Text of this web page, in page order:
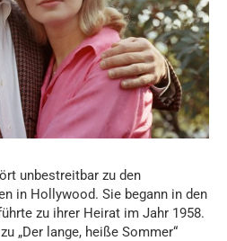
unbestreitbar zu den
in Hollywood. Sie begann in den
zu ihrer Heirat im Jahr 1958.
„Der lange, heiße Sommer“